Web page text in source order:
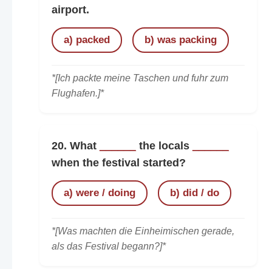
airport.
a) packed b) was packing
*[Ich packte meine Taschen und fuhr zum
Flughafen.]*
20. What the locals
when the festival started?
a) were / doing b) did / do
*[Was machten die Einheimischen gerade,
als das Festival begann?]*